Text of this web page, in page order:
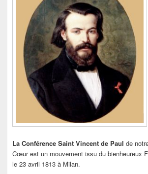
La Conférence Saint Vincent de Paul de
Cœur est un mouvement issu du bienheureux
le 23 avril 1813 à Milan.